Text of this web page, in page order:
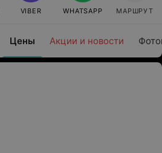
Цены Акции и новости
VIBER WHATSAPP МАРШРУТ